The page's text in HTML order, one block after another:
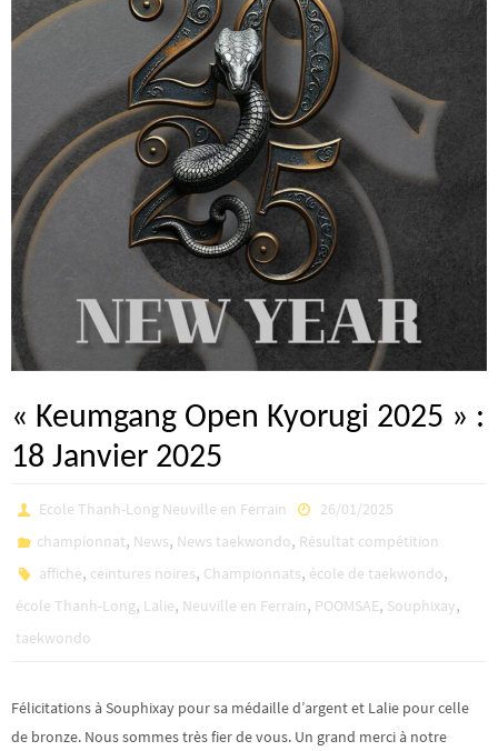
« Keumgang Open Kyorugi 2025 » :
18 Janvier 2025
Ecole Thanh-Long Neuville en Ferrain
26/01/2025
championnat, News, News taekwondo, Résultat compétition
affiche, ceintures noires, Championnats, école de taekwondo,
école Thanh-Long, Lalie, Neuville en Ferrain, POOMSAE, Souphixay,
taekwondo
Félicitations à Souphixay pour sa médaille d’argent et Lalie pour celle
de bronze. Nous sommes très fier de vous. Un grand merci à notre